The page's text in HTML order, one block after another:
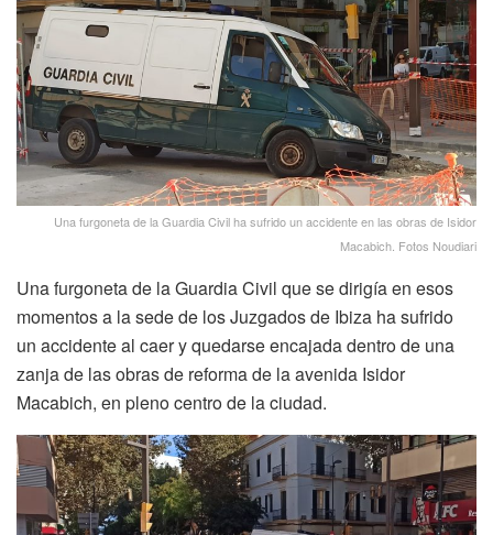
Una furgoneta de la Guardia Civil ha sufrido un accidente en las obras de Isidor
Macabich. Fotos Noudiari
Una furgoneta de la Guardia Civil que se dirigía en esos
momentos a la sede de los Juzgados de Ibiza ha sufrido
un accidente al caer y quedarse encajada dentro de una
zanja de las obras de reforma de la avenida Isidor
Macabich, en pleno centro de la ciudad.